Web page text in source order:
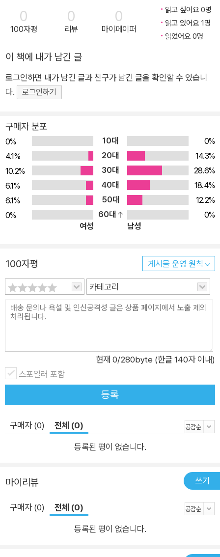
는 방법에 대해 더 잘 이해할 수 있을 것이다.
또한 Scrapy 라이브러리로 클래스 기반 스크래퍼를 생성하는 방법
을 살펴본 후 다뤘던 모든 지식을 활용해 실제 웹 사이트를 대상으로
스크래퍼을 구현할 것이다.
하기, 기타 관련된 많은 주제를 활용해 웹 사이트를 탐험할 수 있을 것
이다.
배우고 싶어도 서버 관리자가 스크래핑 기술을 쓰지 못하도록 제한을
거는 경우가 많다. 그래서 이 책은 정말 특별하다. 저자가 운영 중인
예시 웹 사이트를 기반으로 웹 스크래핑 기술을 배울 수 있기 때문에
이 책은 크롤링과 스크래핑이 무엇인지 설명하고 법적 이슈를 다루며
시작한다. 웹 사이트에서 데이터를 스크래핑할 수 있는 최고의 가이
드를 제공한다. 저자가 운영하는 예시 웹 사이트를 기반으로 스크래
방법, 레디스와 파일을 캐싱으로 사용하는 방법, 동적 스크래핑 및 정
교한 크롤러를 개발하는 방법을 다룬다. 그리고 PyQt와 Selenium
을 사용하는 방법, 캡차(CAPTCHA)로 보호되는 복잡한 웹 사이트
에 폼을 제출하는 방법, 병렬 라이브러리를 사용하는 방법, Scrapy
라이브러리로 클래스 기반 스크래퍼를 생성하는 방법을 다룬다.
이 책은 독자가 파이썬에 대한 기본 지식이 있다고 가정하기 때문에
파이썬 언어에 대한 설명은 없다. 하지만 Golang, 자바, 스칼라 등과
같은 언어에 대한 지식이 있다면 도전해 볼 수 있을 것이다.
변경했다.
이 책에서 스크래핑에 대한 지식을 많이 얻기를 바란다.
스크립트 기반 웹 사이트 파싱 방법 ■ 폼 및 세션으로 상호 작용
하는 방법 ★ 이 책의 대상 독자 ★ 독자가 이전에 프로그래밍을
해본 경험이 있다는 것을 전제로 작성됐고 프로그래밍을 처음 접
하는 초보자에게는 적합하지 않을 가능성이 높다. 웹 스크래핑 예
시를 살펴보려면 파이썬에 능숙해야 하고 pip 커맨드를 실행해
모듈을 설치해야 한다. 그리고 웹 페이지가 어떻게 HTML로 작
성되는지, 자바 스크립트로 업데이트되는지에 대한 지식이 있다
고 있다면 유용할 수 있지만 필수는 아니며 개별 기술이 필요할
때 소개할 것이다. ★ 이 책의 구성 ★ 1장, '웹 스크래핑 소개'에
서는 웹 스크래핑이 무엇인지와 웹 사이트를 크롤링하는 방법을
소개한다. 2장, '데이터 스크래핑하기'에서는 여러 라이브러리를
사용해 웹 페이지에서 데이터를 추출하는 방법을 설명한다. 3장,
'다운로드 캐싱'에서는 결과를 캐싱해 다시 다운로드하지 않는 방
법을 설명한다. 4 장, '병렬 다운로드'에서는 웹 사이트를 병렬로
다운로드해 데이터를 빠르게 스크래핑하는 방법을 설명한다. 5
기'에서는 검색과 로그인할 때 입력과 탐색과 같은 폼에서 어떻게
상호 작용하는지 설명한다. 7장, '캡차 해결하기'에서 캡차 이미
지로 보호된 데이터에 접근하는 방법을 설명한다. 8장, 'Scrap
y'에서는 빠르게 병렬로 스크래핑할 수 있는 Scrapy 크롤링 스
파이더를 사용하는 방법과 웹 스크래퍼를 개발하는 데 도움이 되
활용하기'에서는 이 책을 통해 알게 된 웹 스크래핑 기술을 활용
0
100자평
0
리뷰
0
마이페이퍼
읽고 싶어요 0명
읽고 있어요 1명
읽었어요 0명
이 책에 내가 남긴 글
로그인하면 내가 남긴 글과 친구가 남긴 글을 확인할 수 있습니
다.
로그인하기
구매자 분포
0% 10대
0%
4.1%
20대
14.3%
10.2%
30대
28.6%
6.1%
40대
18.4%
6.1%
50대
12.2%
0%
60대
0%
여성
남성
100자평 게시물 운영 원칙
카테고리
현재 0/280byte (한글 140자 이내)
스포일러 포함
등록
구매자 (0) 전체 (0)
등록된 평이 없습니다.
마이리뷰 쓰기
구매자 (0) 전체 (0)
등록된 평이 없습니다.